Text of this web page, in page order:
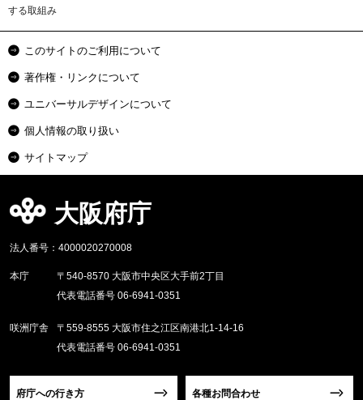
する取組み
このサイトのご利用について
著作権・リンクについて
ユニバーサルデザインについて
個人情報の取り扱い
サイトマップ
大阪府庁
法人番号：4000020270008
本庁
〒540-8570 大阪市中央区大手前2丁目
代表電話番号 06-6941-0351
咲洲庁舎
〒559-8555 大阪市住之江区南港北1-14-16
代表電話番号 06-6941-0351
府庁への行き方 各種お問合わせ